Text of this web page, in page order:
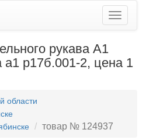
рукава А1
а1 р17б.001-2, цена 1
области
товар № 124937